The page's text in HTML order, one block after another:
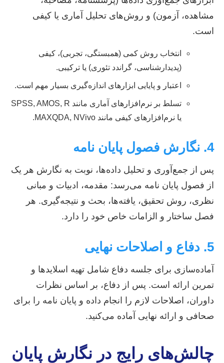
مشاهده، آزمون) و روش‌های تحلیل آماری یا کیفی
است.
انتخاب روش کمی (همبستگی، تجربی)، کیفی
(پدیدارشناسی، گراندد تئوری) یا ترکیبی.
اعتبار و پایایی ابزارهای اندازه‌گیری بسیار مهم است.
تسلط بر نرم‌افزارهای آماری مانند SPSS, AMOS, R
یا نرم‌افزارهای کیفی مانند MAXQDA, NVivo.
4. نگارش فصول پایان نامه
پس از جمع‌آوری و تحلیل داده‌ها، نوبت به نگارش هر یک
از فصول پایان نامه می‌رسد: مقدمه، ادبیات و مبانی
نظری، روش تحقیق، یافته‌ها، بحث و نتیجه‌گیری. هر
فصل ساختار و الزامات خاص خود را دارد.
5. دفاع و اصلاحات نهایی
آماده‌سازی برای جلسه دفاع شامل تهیه اسلایدها و
تمرین ارائه است. پس از دفاع، بر اساس نظرات
داوران، اصلاحات لازم را انجام داده و پایان نامه را برای
صحافی و ارائه نهایی آماده می‌کنید.
چالش‌های رایج در نگارش پایان